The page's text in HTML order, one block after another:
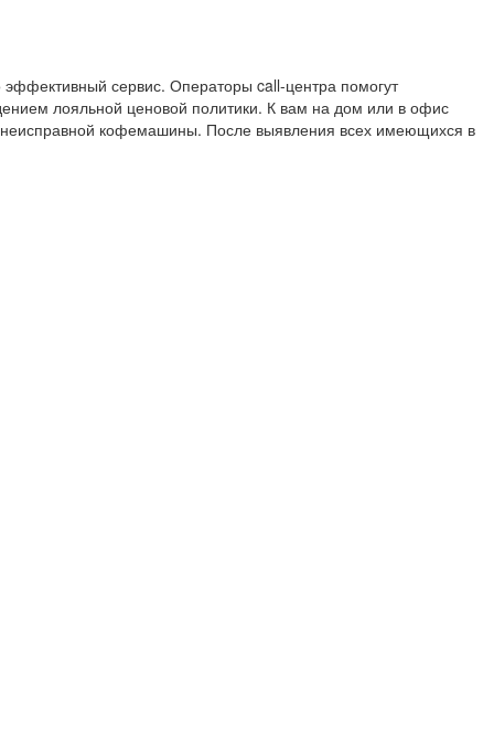
сервис. Операторы call-центра помогут
лояльной ценовой политики. К вам на дом или в офис
неисправной кофемашины. После выявления всех имеющихся в